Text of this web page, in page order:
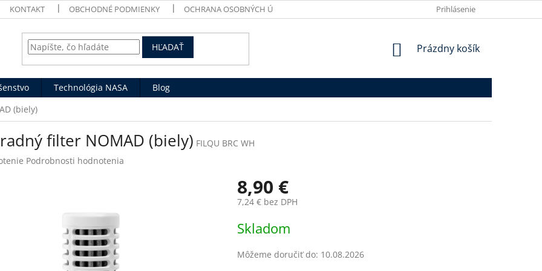
KONTAKT OBCHODNÉ PODMIENKY OCHRANA OSOBNÝCH ÚDAJOV MOJA OBJEDNÁVKA
Prihlásenie
HĽADAŤ
NÁKUPNÝ
Prázdny košík
Technológia NASA
Blog
(biely)
filter NOMAD (biely) FILQU BRC WH
Podrobnosti hodnotenia
8,90 €
7,24 € bez DPH
cena:
Skladom
Môžeme doručiť do: 10.08.2026